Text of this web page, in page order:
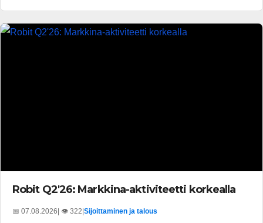
Robit Q2'26: Markkina-aktiviteetti korkealla
📅 07.08.2026| 👁️ 322|Sijoittaminen ja talous